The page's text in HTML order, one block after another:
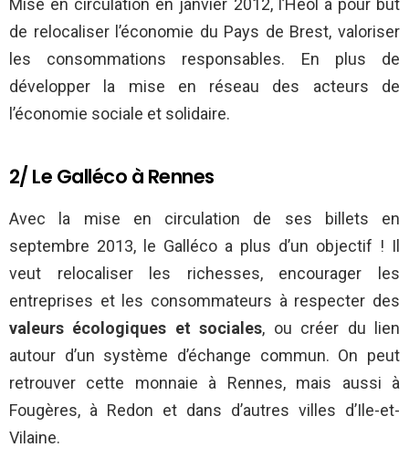
Mise en circulation en janvier 2012, l’Heol a pour but
de relocaliser l’économie du Pays de Brest, valoriser
les consommations responsables. En plus de
développer la mise en réseau des acteurs de
l’économie sociale et solidaire.
2/ Le Galléco à Rennes
Avec la mise en circulation de ses billets en
septembre 2013, le Galléco a plus d’un objectif ! Il
veut relocaliser les richesses, encourager les
entreprises et les consommateurs à respecter des
valeurs écologiques et sociales, ou créer du lien
autour d’un système d’échange commun. On peut
retrouver cette monnaie à Rennes, mais aussi à
Fougères, à Redon et dans d’autres villes d’Ile-et-
Vilaine.